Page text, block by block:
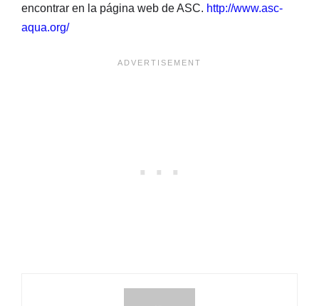
encontrar en la página web de ASC. http://www.asc-
aqua.org/